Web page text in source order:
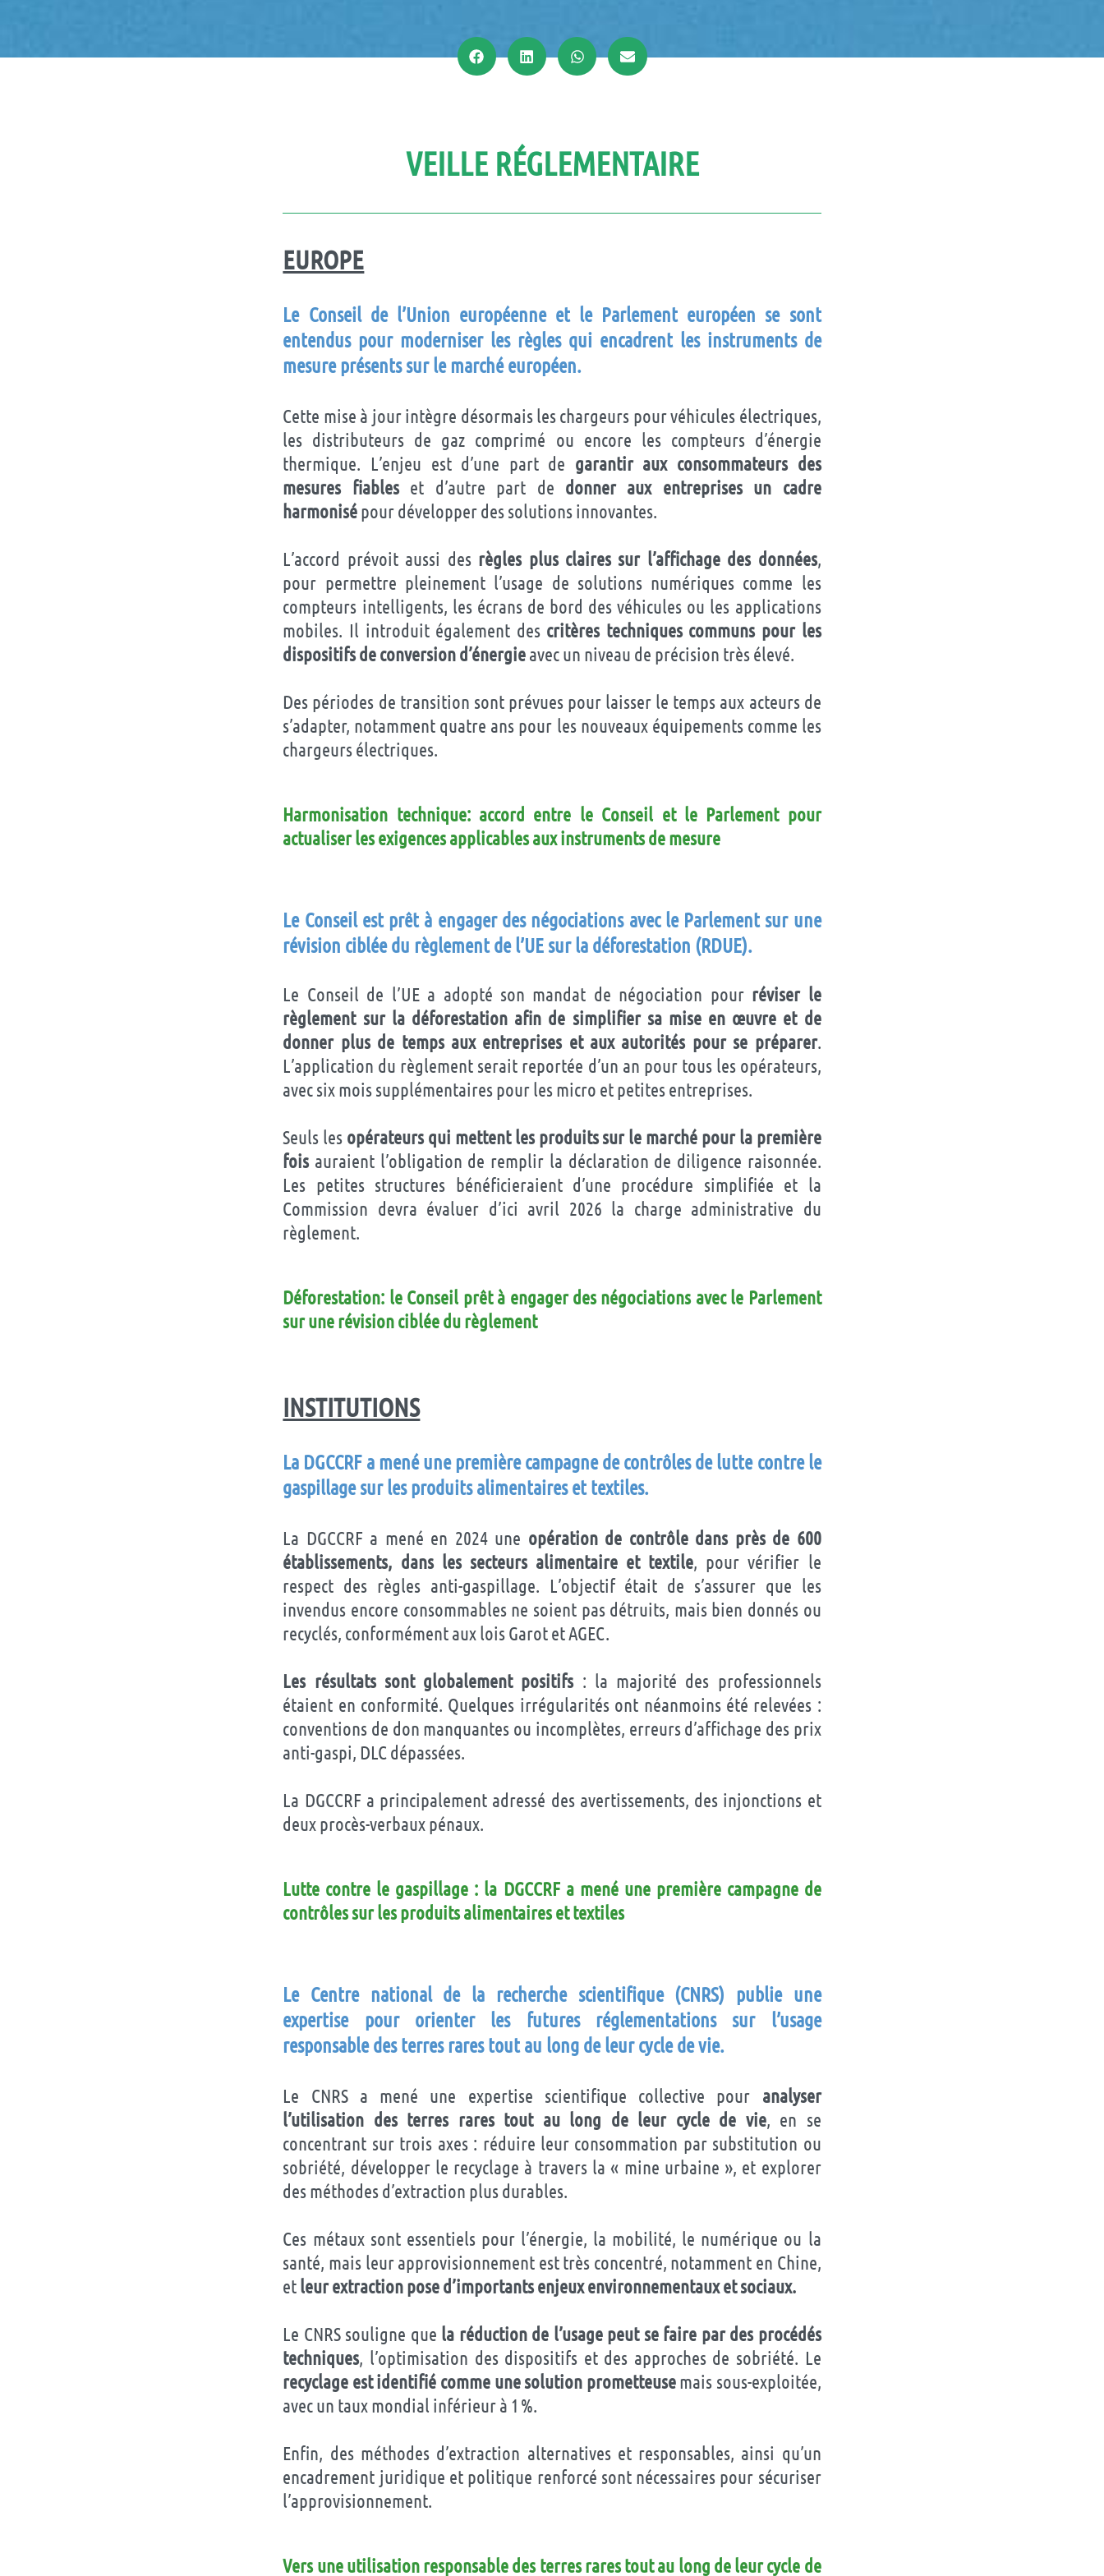
VEILLE RÉGLEMENTAIRE
EUROPE
Le Conseil de l’Union européenne et le Parlement européen se sont
entendus pour moderniser les règles qui encadrent les instruments de
mesure présents sur le marché européen.
Cette mise à jour intègre désormais les chargeurs pour véhicules électriques,
les distributeurs de gaz comprimé ou encore les compteurs d’énergie
thermique. L’enjeu est d’une part de garantir aux consommateurs des
mesures fiableset d’autre part de donner aux entreprises un cadre
harmonisépour développer des solutions innovantes.
L’accord prévoit aussi desrègles plus claires sur l’affichage des données,
pour permettre pleinement l’usage de solutions numériques comme les
compteurs intelligents, les écrans de bord des véhicules ou les applications
mobiles. Il introduit également descritères techniques communs pour les
dispositifs de conversion d’énergieavec un niveau de précision très élevé.
Des périodes de transition sont prévues pour laisser le temps aux acteurs de
s’adapter, notamment quatre ans pour les nouveaux équipements comme les
chargeurs électriques.
Harmonisation technique: accord entre le Conseil et le Parlement pour
actualiser les exigences applicables aux instruments de mesure
Le Conseil est prêt à engager des négociations avec le Parlement sur une
révision ciblée du règlement de l’UE sur la déforestation (RDUE).
Le Conseil de l’UE a adopté son mandat de négociation pour réviser le
règlement sur la déforestation afin de simplifier sa mise en œuvre et de
donner plus de temps aux entreprises et aux autorités pour se préparer.
L’application du règlement serait reportée d’un an pour tous les opérateurs,
avec six mois supplémentaires pour les micro et petites entreprises.
Seuls les opérateurs qui mettent les produits sur le marché pour la première
foisauraient l’obligation de remplir la déclaration de diligence raisonnée.
Les petites structures bénéficieraient d’une procédure simplifiée et la
Commission devra évaluer d’ici avril 2026 la charge administrative du
règlement.
Déforestation: le Conseil prêt à engager des négociations avec le Parlement
sur une révision ciblée du règlement
INSTITUTIONS
La DGCCRF a mené une première campagne de contrôles de lutte contre le
gaspillage sur les produits alimentaires et textiles.
La DGCCRF a mené en 2024 une opération de contrôle dans près de 600
établissements, dans les secteurs alimentaire et textile, pour vérifier le
respect des règles anti-gaspillage. L’objectif était de s’assurer que les
invendus encore consommables ne soient pas détruits, mais bien donnés ou
recyclés, conformément aux lois Garot et AGEC.
Les résultats sont globalement positifs: la majorité des professionnels
étaient en conformité. Quelques irrégularités ont néanmoins été relevées :
conventions de don manquantes ou incomplètes, erreurs d’affichage des prix
anti-gaspi, DLC dépassées.
La DGCCRF a principalement adressé des avertissements, des injonctions et
deux procès-verbaux pénaux.
Lutte contre le gaspillage : la DGCCRF a mené une première campagne de
contrôles sur les produits alimentaires et textiles
Le Centre national de la recherche scientifique (CNRS) publie une
expertise pour orienter les futures réglementations sur l’usage
responsable des terres rares tout au long de leur cycle de vie.
Le CNRS a mené une expertise scientifique collective pour analyser
l’utilisation des terres rares tout au long de leur cycle de vie, en se
concentrant sur trois axes : réduire leur consommation par substitution ou
sobriété, développer le recyclage à travers la « mine urbaine », et explorer
des méthodes d’extraction plus durables.
Ces métaux sont essentiels pour l’énergie, la mobilité, le numérique ou la
santé, mais leur approvisionnement est très concentré, notamment en Chine,
etleur extraction pose d’importants enjeux environnementaux et sociaux.
Le CNRS souligne que la réduction de l’usage peut se faire par des procédés
techniques, l’optimisation des dispositifs et des approches de sobriété. Le
recyclage est identifié comme une solution prometteusemais sous-exploitée,
avec un taux mondial inférieur à 1 %.
Enfin, des méthodes d’extraction alternatives et responsables, ainsi qu’un
encadrement juridique et politique renforcé sont nécessaires pour sécuriser
l’approvisionnement.
Vers une utilisation responsable des terres rares tout au long de leur cycle de